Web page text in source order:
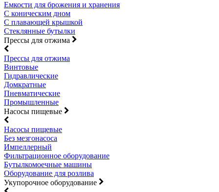
Емкости для брожения и хранения
С коническим дном
С плавающей крышкой
Стеклянные бутылки
Прессы для отжима
Прессы для отжима
Винтовые
Гидравлические
Домкратные
Пневматические
Промышленные
Насосы пищевые
Насосы пищевые
Без мезгонасоса
Импеллерный
Фильтрационное оборудование
Бутылкомоечные машины
Оборудование для розлива
Укупорочное оборудование